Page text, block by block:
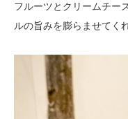
フルーツとクリームチー
ルの旨みを膨らませてく